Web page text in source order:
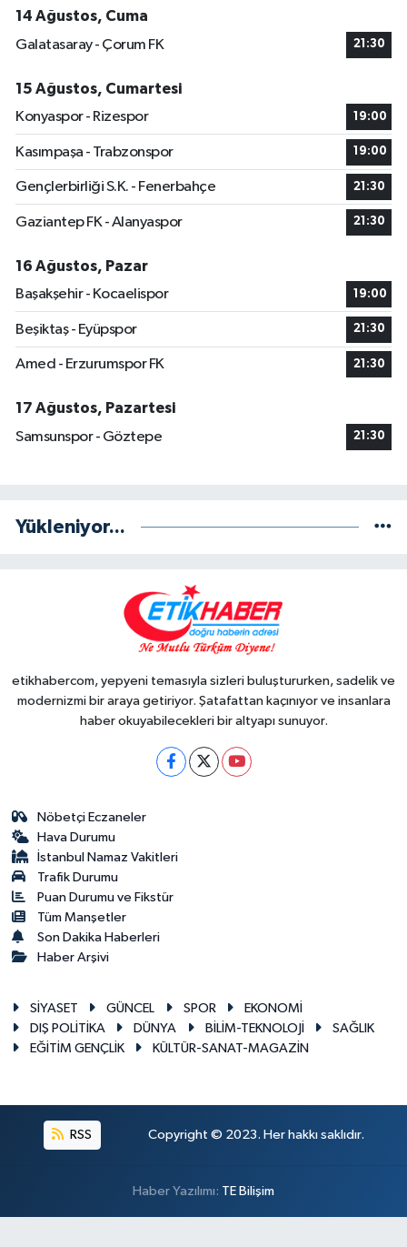
14 Ağustos, Cuma
Galatasaray - Çorum FK
21:30
15 Ağustos, Cumartesi
Konyaspor - Rizespor
19:00
Kasımpaşa - Trabzonspor 19:00
Gençlerbirliği S.K. - Fenerbahçe 21:30
Gaziantep FK - Alanyaspor 21:30
16 Ağustos, Pazar
Başakşehir - Kocaelispor
19:00
Beşiktaş - Eyüpspor 21:30
Amed - Erzurumspor FK 21:30
17 Ağustos, Pazartesi
Samsunspor - Göztepe
21:30
Yükleniyor...
etikhabercom, yepyeni temasıyla sizleri buluştururken, sadelik ve
modernizmi bir araya getiriyor. Şatafattan kaçınıyor ve insanlara
haber okuyabilecekleri bir altyapı sunuyor.
Nöbetçi Eczaneler
Hava Durumu
İstanbul Namaz Vakitleri
Trafik Durumu
Puan Durumu ve Fikstür
Tüm Manşetler
Son Dakika Haberleri
Haber Arşivi
SİYASET GÜNCEL SPOR
EKONOMİ
DIŞ POLİTİKA
DÜNYA BİLİM-TEKNOLOJİ
SAĞLIK
EĞİTİM GENÇLİK
KÜLTÜR-SANAT-MAGAZİN
RSS Copyright © 2023. Her hakkı saklıdır.
Haber Yazılımı: TE Bilişim